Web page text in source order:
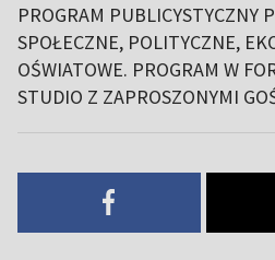
PROGRAM PUBLICYSTYCZNY
SPOŁECZNE, POLITYCZNE,
OŚWIATOWE. PROGRAM W
STUDIO Z ZAPROSZONYMI